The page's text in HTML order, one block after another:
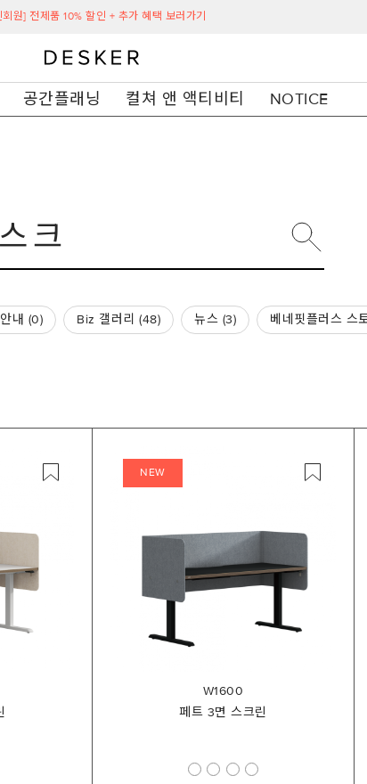
회원] 전제품 10% 할인 + 추가 혜택 보러가기
공간플래닝 컬쳐 앤 액티비티 NOTICE
내 (0) Biz 갤러리 (48) 뉴스 (3) 베네핏플러스 스
NEW
W1600
페트 3면 스크린